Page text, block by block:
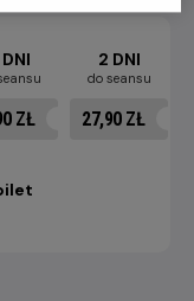
2 DNI
do seansu
ZŁ 27,90 ZŁ